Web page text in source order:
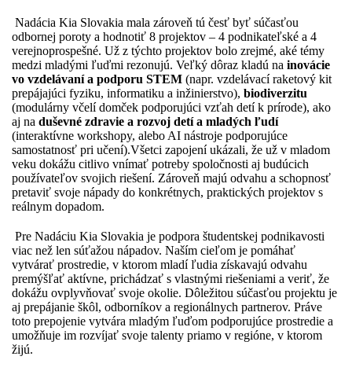
Nadácia Kia Slovakia mala zároveň tú česť byť súčasťou
odbornej poroty a hodnotiť 8 projektov – 4 podnikateľské a 4
verejnoprospešné. Už z týchto projektov bolo zrejmé, aké témy
medzi mladými ľuďmi rezonujú. Veľký dôraz kladú na inovácie
vo vzdelávaní a podporu STEM (napr. vzdelávací raketový kit
prepájajúci fyziku, informatiku a inžinierstvo), biodiverzitu
(modulárny včelí domček podporujúci vzťah detí k prírode), ako
aj na duševné zdravie a rozvoj detí a mladých ľudí
(interaktívne workshopy, alebo AI nástroje podporujúce
samostatnosť pri učení).Všetci zapojení ukázali, že už v mladom
veku dokážu citlivo vnímať potreby spoločnosti aj budúcich
používateľov svojich riešení. Zároveň majú odvahu a schopnosť
pretaviť svoje nápady do konkrétnych, praktických projektov s
reálnym dopadom.
Pre Nadáciu Kia Slovakia je podpora študentskej podnikavosti
viac než len súťažou nápadov. Naším cieľom je pomáhať
vytvárať prostredie, v ktorom mladí ľudia získavajú odvahu
premýšľať aktívne, prichádzať s vlastnými riešeniami a veriť, že
dokážu ovplyvňovať svoje okolie. Dôležitou súčasťou projektu je
aj prepájanie škôl, odborníkov a regionálnych partnerov. Práve
toto prepojenie vytvára mladým ľuďom podporujúce prostredie a
umožňuje im rozvíjať svoje talenty priamo v regióne, v ktorom
žijú.